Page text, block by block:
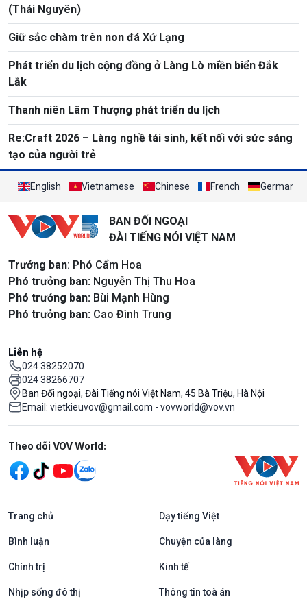
(Thái Nguyên)
Giữ sắc chàm trên non đá Xứ Lạng
Phát triển du lịch cộng đồng ở Làng Lò miền biển Đắk
Lắk
Thanh niên Lâm Thượng phát triển du lịch
Re:Craft 2026 – Làng nghề tái sinh, kết nối với sức sáng
tạo của người trẻ
English Vietnamese Chinese French German
BAN ĐỐI NGOẠI
ĐÀI TIẾNG NÓI VIỆT NAM
Trưởng ban: Phó Cẩm Hoa
Phó trưởng ban: Nguyễn Thị Thu Hoa
Phó trưởng ban: Bùi Mạnh Hùng
Phó trưởng ban: Cao Đình Trung
Liên hệ
024 38252070
024 38266707
Ban Đối ngoại, Đài Tiếng nói Việt Nam, 45 Bà Triệu, Hà Nội
Email: vietkieuvov@gmail.com - vovworld@vov.vn
Mạng xã hội
Theo dõi VOV World:
Trang chủ Dạy tiếng Việt
Bình luận Chuyện của làng
Chính trị Kinh tế
Nhịp sống đô thị Thông tin toà án